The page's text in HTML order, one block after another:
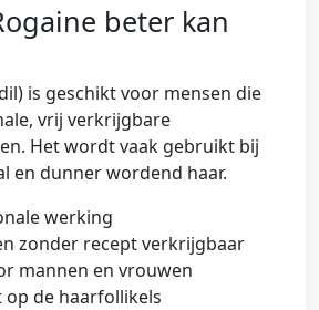
beter kan
is geschikt voor mensen die
vrij verkrijgbare
Het wordt vaak gebruikt bij
en dunner wordend haar.
werking
zonder recept verkrijgbaar
mannen en vrouwen
de haarfollikels